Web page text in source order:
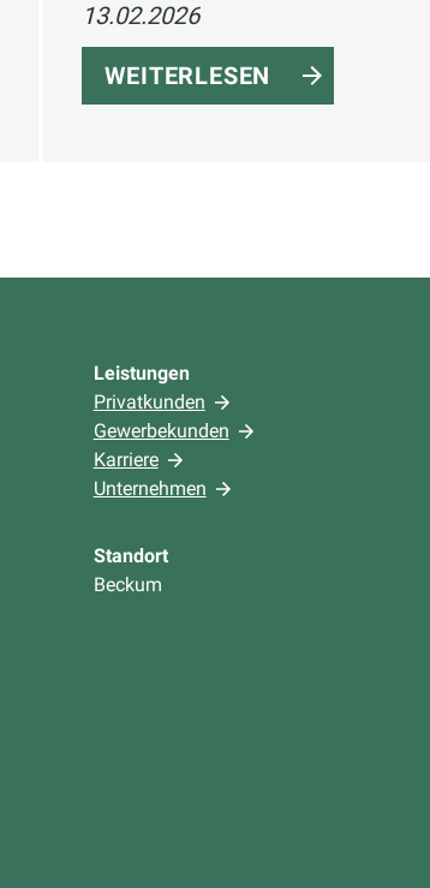
Handwerk zu ersetzen.
13.02.2026
WEITERLESEN
Leistungen
Privatkunden
Gewerbekunden
Karriere
Unternehmen
Standort
Beckum